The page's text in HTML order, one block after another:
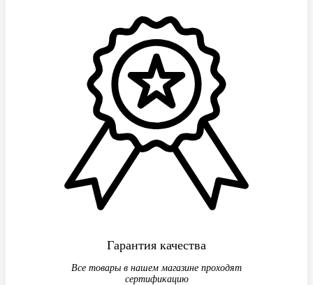
Гарантия качества
Все товары в нашем магазине проходят
сертификацию